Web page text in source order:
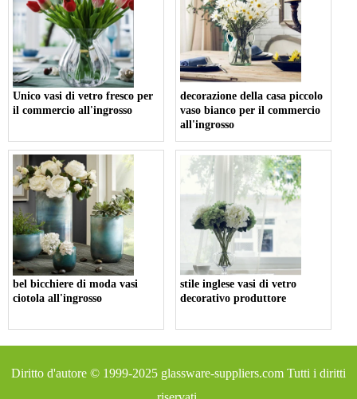
Unico vasi di vetro fresco per
il commercio all'ingrosso
decorazione della casa piccolo
vaso bianco per il commercio
all'ingrosso
bel bicchiere di moda vasi
ciotola all'ingrosso
stile inglese vasi di vetro
decorativo produttore
Diritto d'autore © 1999-2025 glassware-suppliers.com Tutti i diritti